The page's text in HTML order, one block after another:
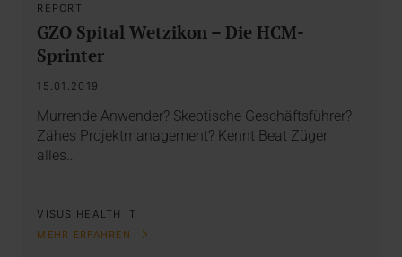
REPORT
GZO Spital Wetzikon – Die HCM-
Sprinter
15.01.2019
Murrende Anwender? Skeptische Geschäftsführer?
Zähes Projektmanagement? Kennt Beat Züger
alles…
VISUS HEALTH IT
MEHR ERFAHREN